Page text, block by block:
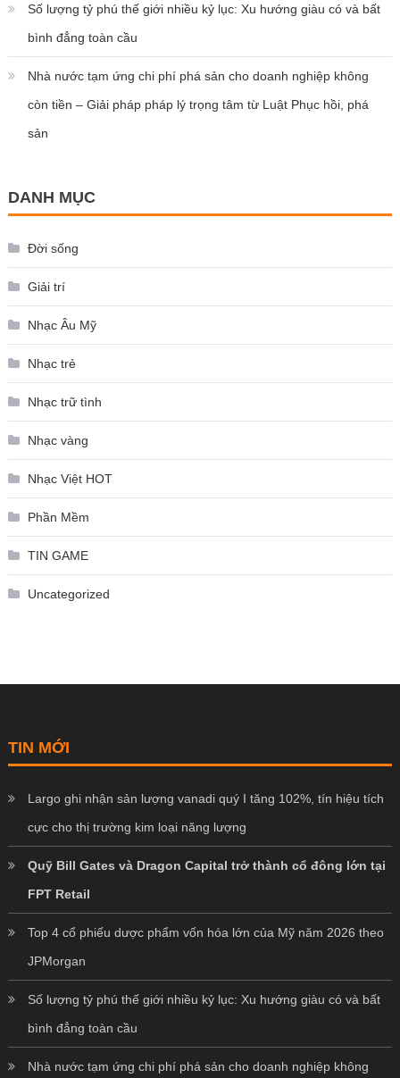
Số lượng tỷ phú thế giới nhiều kỷ lục: Xu hướng giàu có và bất
bình đẳng toàn cầu
Nhà nước tạm ứng chi phí phá sản cho doanh nghiệp không
còn tiền – Giải pháp pháp lý trọng tâm từ Luật Phục hồi, phá
sản
DANH MỤC
Đời sống
Giải trí
Nhạc Âu Mỹ
Nhạc trẻ
Nhạc trữ tình
Nhạc vàng
Nhạc Việt HOT
Phần Mềm
TIN GAME
Uncategorized
TIN MỚI
Largo ghi nhận sản lượng vanadi quý I tăng 102%, tín hiệu tích
cực cho thị trường kim loại năng lượng
Quỹ Bill Gates và Dragon Capital trở thành cổ đông lớn tại
FPT Retail
Top 4 cổ phiếu dược phẩm vốn hóa lớn của Mỹ năm 2026 theo
JPMorgan
Số lượng tỷ phú thế giới nhiều kỷ lục: Xu hướng giàu có và bất
bình đẳng toàn cầu
Nhà nước tạm ứng chi phí phá sản cho doanh nghiệp không